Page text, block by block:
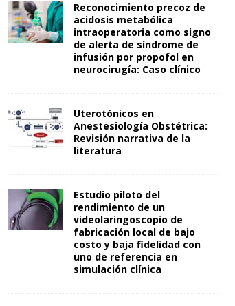
Reconocimiento precoz de
acidosis metabólica
intraoperatoria como signo
de alerta de síndrome de
infusión por propofol en
neurocirugía: Caso clínico
Uterotónicos en
Anestesiología Obstétrica:
Revisión narrativa de la
literatura
Estudio piloto del
rendimiento de un
videolaringoscopio de
fabricación local de bajo
costo y baja fidelidad con
uno de referencia en
simulación clínica